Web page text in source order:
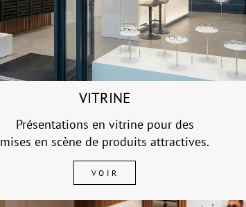
VITRINE
Présentations en vitrine pour des
mises en scène de produits attractives.
VOIR